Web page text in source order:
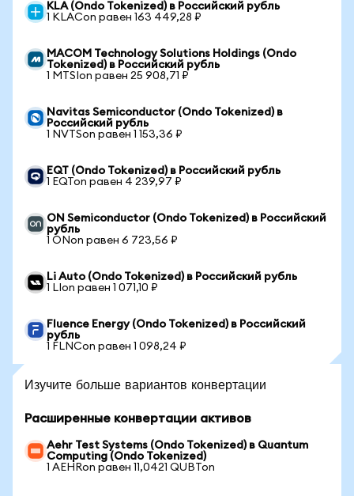
KLA (Ondo Tokenized) в Российский рубль
1 KLACon равен 163 449,28 ₽
MACOM Technology Solutions Holdings (Ondo
Tokenized) в Российский рубль
1 MTSIon равен 25 908,71 ₽
Navitas Semiconductor (Ondo Tokenized) в
Российский рубль
1 NVTSon равен 1 153,36 ₽
EQT (Ondo Tokenized) в Российский рубль
1 EQTon равен 4 239,97 ₽
ON Semiconductor (Ondo Tokenized) в Российский
рубль
1 ONon равен 6 723,56 ₽
Li Auto (Ondo Tokenized) в Российский рубль
1 LIon равен 1 071,10 ₽
Fluence Energy (Ondo Tokenized) в Российский
рубль
1 FLNCon равен 1 098,24 ₽
Изучите больше вариантов конвертации
Расширенные конвертации активов
Aehr Test Systems (Ondo Tokenized) в Quantum
Computing (Ondo Tokenized)
1 AEHRon равен 11,0421 QUBTon